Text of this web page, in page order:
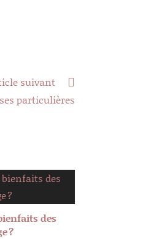
suivant
particulières
des
?